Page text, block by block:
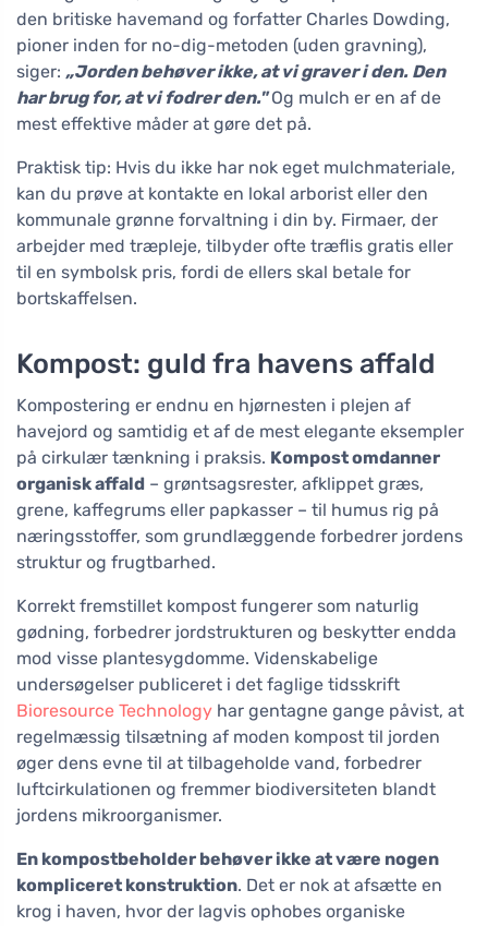
den britiske havemand og forfatter Charles Dowding,
pioner inden for no-dig-metoden (uden gravning),
siger: „Jorden behøver ikke, at vi graver i den. Den
har brug for, at vi fodrer den."Og mulch er en af de
mest effektive måder at gøre det på.
Praktisk tip: Hvis du ikke har nok eget mulchmateriale,
kan du prøve at kontakte en lokal arborist eller den
kommunale grønne forvaltning i din by. Firmaer, der
arbejder med træpleje, tilbyder ofte træflis gratis eller
til en symbolsk pris, fordi de ellers skal betale for
bortskaffelsen.
Kompost: guld fra havens affald
Kompostering er endnu en hjørnesten i plejen af
havejord og samtidig et af de mest elegante eksempler
på cirkulær tænkning i praksis. Kompost omdanner
organisk affald – grøntsagsrester, afklippet græs,
grene, kaffegrums eller papkasser – til humus rig på
næringsstoffer, som grundlæggende forbedrer jordens
struktur og frugtbarhed.
Korrekt fremstillet kompost fungerer som naturlig
gødning, forbedrer jordstrukturen og beskytter endda
mod visse plantesygdomme. Videnskabelige
undersøgelser publiceret i det faglige tidsskrift
Bioresource Technology har gentagne gange påvist, at
regelmæssig tilsætning af moden kompost til jorden
øger dens evne til at tilbageholde vand, forbedrer
luftcirkulationen og fremmer biodiversiteten blandt
jordens mikroorganismer.
En kompostbeholder behøver ikke at være nogen
kompliceret konstruktion. Det er nok at afsætte en
krog i haven, hvor der lagvis ophobes organiske